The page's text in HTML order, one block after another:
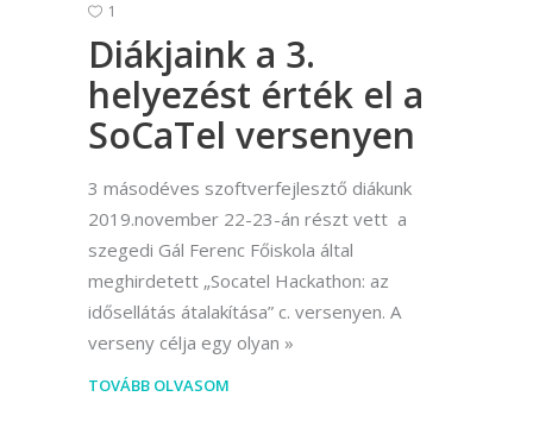
1
Diákjaink a 3.
helyezést érték el a
SoCaTel versenyen
3 másodéves szoftverfejlesztő diákunk
2019.november 22-23-án részt vett a
szegedi Gál Ferenc Főiskola által
meghirdetett „Socatel Hackathon: az
idősellátás átalakítása” c. versenyen. A
verseny célja egy olyan
TOVÁBB OLVASOM